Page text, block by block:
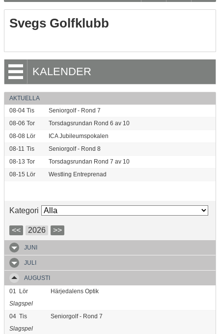
Svegs Golfklubb
KALENDER
AKTUELLA
08-04 Tis
Seniorgolf - Rond 7
08-06 Tor
Torsdagsrundan Rond 6 av 10
08-08 Lör
ICA Jubileumspokalen
08-11 Tis
Seniorgolf - Rond 8
08-13 Tor
Torsdagsrundan Rond 7 av 10
08-15 Lör Westling Entreprenad
Kategori
<< 2026 >>
JUNI
JULI
AUGUSTI
01
Lör
Härjedalens Optik
Slagspel
04 Tis
Seniorgolf - Rond 7
Slagspel